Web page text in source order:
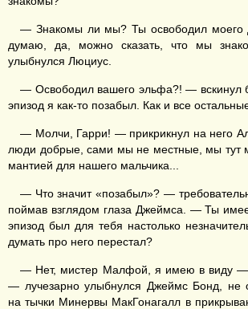
— Знакомы ли мы? Ты освободил моего
думаю, да, можно сказать, что мы
улыбнулся Люциус.
— Освободил вашего эльфа?! — вскинул
эпизод я как-то позабыл. Как и все
— Молчи, Гарри! — прикрикнул на него
люди добрые, сами мы не местные, мы тут
мантией для нашего мальчика...
— Что значит «позабыл»? —
поймав взглядом глаза Джеймса. — Ты
эпизод был для тебя настолько
думать про него перестал?
— Нет, мистер Малфой, я имею в виду —
— лучезарно улыбнулся Джеймс Бонд, не
на тычки Минервы МакГонагалл в